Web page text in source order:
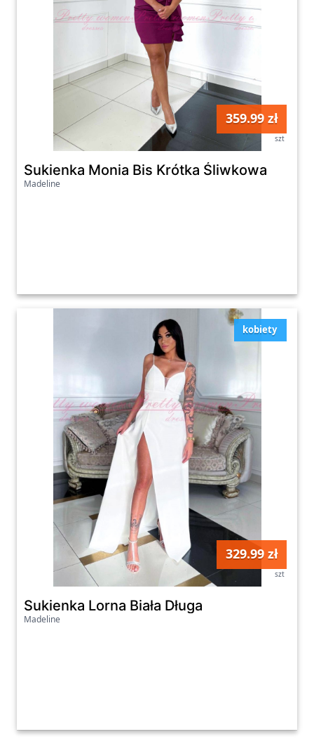
359.99 zł
szt
Sukienka Monia Bis Krótka Śliwkowa
Madeline
kobiety
329.99 zł
szt
Sukienka Lorna Biała Długa
Madeline